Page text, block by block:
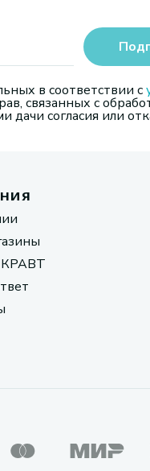
в соответствии с
связанных с
дачи согласия или
КРАВТ